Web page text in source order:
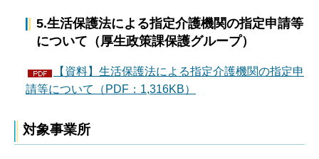
5.生活保護法による指定介護機関の指定申請等
について（厚生政策課保護グループ）
【資料】生活保護法による指定介護機関の指定申
請等について（PDF：1,316KB）
対象事業所